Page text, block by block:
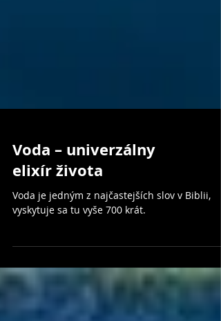
Voda – univerzálny
elixír života
vyskytuje sa tu vyše 700 krát.